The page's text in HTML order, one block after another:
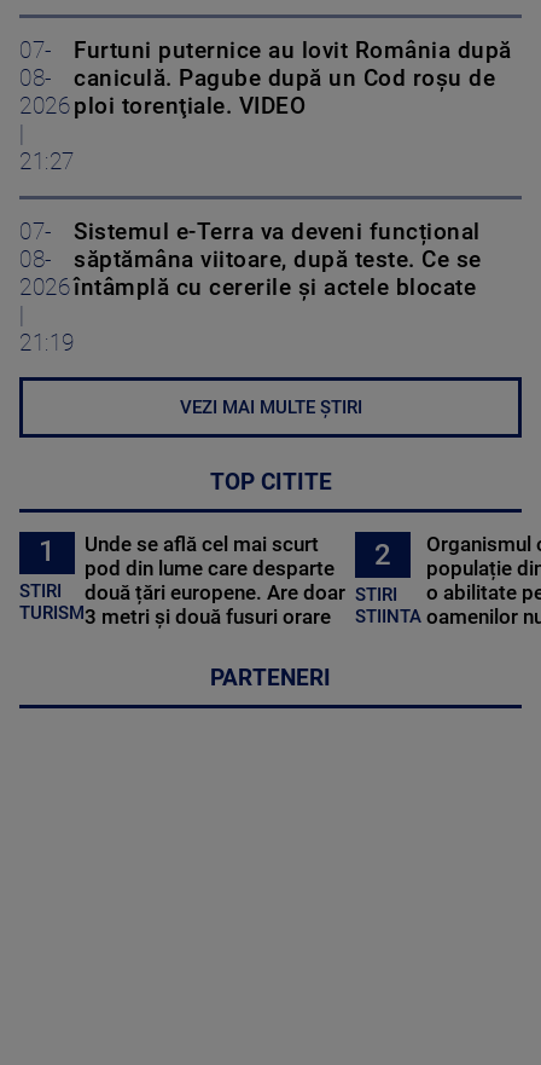
07-
08-
2026
21:27
Furtuni puternice au lovit România după
caniculă. Pagube după un Cod roşu de
ploi torenţiale. VIDEO
07-
08-
2026
21:19
Sistemul e-Terra va deveni funcțional
săptămâna viitoare, după teste. Ce se
întâmplă cu cererile și actele blocate
VEZI MAI MULTE ȘTIRI
TOP CITITE
1
STIRI
TURISM
Unde se află cel mai scurt
pod din lume care desparte
două țări europene. Are doar
3 metri și două fusuri orare
2
STIRI
STIINTA
Organismul
populație
o abilitate
oamenilor
PARTENERI